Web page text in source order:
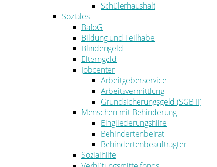
Schülerhaushalt
Soziales
BaföG
Bildung und Teilhabe
Blindengeld
Elterngeld
Jobcenter
Arbeitgeberservice
Arbeitsvermittlung
Grundsicherungsgeld (SGB II)
Menschen mit Behinderung
Eingliederungshilfe
Behindertenbeirat
Behindertenbeauftragter
Sozialhilfe